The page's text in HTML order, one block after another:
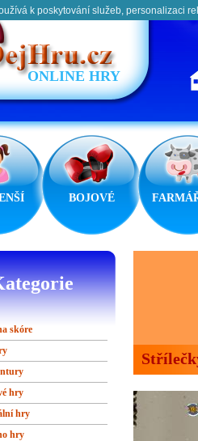
k poskytování služeb, personalizaci
ONLINE HRY
BOJOVÉ
skóre
hry
hry
hry